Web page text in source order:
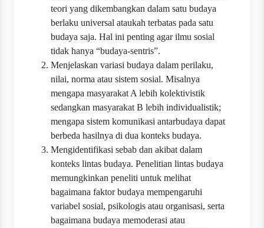
teori yang dikembangkan dalam satu budaya
berlaku universal ataukah terbatas pada satu
budaya saja. Hal ini penting agar ilmu sosial
tidak hanya “budaya‐sentris”.
Menjelaskan variasi budaya dalam perilaku,
nilai, norma atau sistem sosial. Misalnya
mengapa masyarakat A lebih kolektivistik
sedangkan masyarakat B lebih individualistik;
mengapa sistem komunikasi antarbudaya dapat
berbeda hasilnya di dua konteks budaya.
Mengidentifikasi sebab dan akibat dalam
konteks lintas budaya. Penelitian lintas budaya
memungkinkan peneliti untuk melihat
bagaimana faktor budaya mempengaruhi
variabel sosial, psikologis atau organisasi, serta
bagaimana budaya memoderasi atau